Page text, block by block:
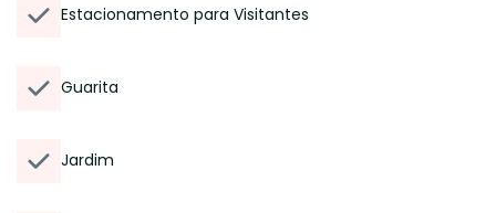
Estacionamento para Visitantes
Guarita
Jardim